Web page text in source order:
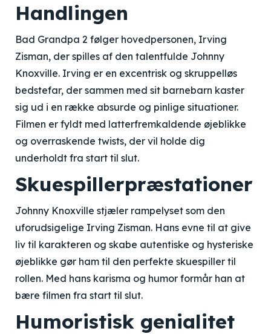
Handlingen
Bad Grandpa 2 følger hovedpersonen, Irving
Zisman, der spilles af den talentfulde Johnny
Knoxville. Irving er en excentrisk og skruppelløs
bedstefar, der sammen med sit barnebarn kaster
sig ud i en række absurde og pinlige situationer.
Filmen er fyldt med latterfremkaldende øjeblikke
og overraskende twists, der vil holde dig
underholdt fra start til slut.
Skuespillerpræstationer
Johnny Knoxville stjæler rampelyset som den
uforudsigelige Irving Zisman. Hans evne til at give
liv til karakteren og skabe autentiske og hysteriske
øjeblikke gør ham til den perfekte skuespiller til
rollen. Med hans karisma og humor formår han at
bære filmen fra start til slut.
Humoristisk genialitet